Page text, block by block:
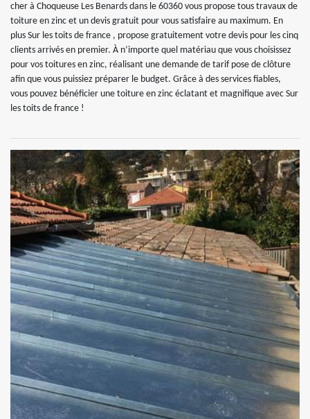
cher à Choqueuse Les Benards dans le 60360 vous propose tous travaux de
toiture en zinc et un devis gratuit pour vous satisfaire au maximum. En
plus Sur les toits de france , propose gratuitement votre devis pour les cinq
clients arrivés en premier. À n’importe quel matériau que vous choisissez
pour vos toitures en zinc, réalisant une demande de tarif pose de clôture
afin que vous puissiez préparer le budget. Grâce à des services fiables,
vous pouvez bénéficier une toiture en zinc éclatant et magnifique avec Sur
les toits de france !